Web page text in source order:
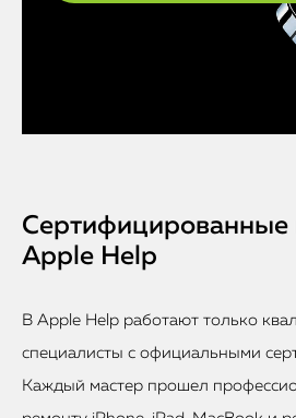
Сертифицированные
Apple Help
В Apple Help работают только
специалисты с официальными
Каждый мастер прошел